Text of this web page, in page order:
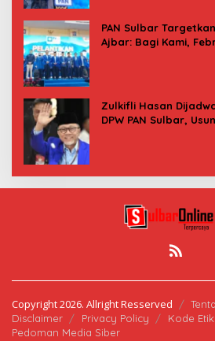
PAN Sulbar
Ajbar: Bagi Kami,
Zulkifli Hasan
DPW PAN Sulbar,
Copyright 2026. Allright Resserved
Disclaimer
Privacy Policy
Kode
Pedoman Media Siber